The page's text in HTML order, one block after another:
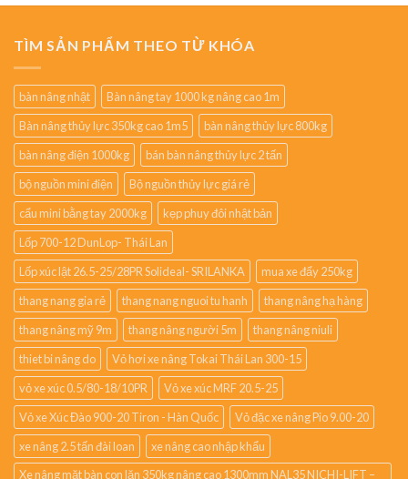
TÌM SẢN PHẨM THEO TỪ KHÓA
bàn nâng nhật
Bàn nâng tay 1000 kg nâng cao 1m
Bàn nâng thủy lực 350kg cao 1m5
bàn nâng thủy lực 800kg
bàn nâng điện 1000kg
bán bàn nâng thủy lực 2 tấn
bộ nguồn mini điện
Bộ nguồn thủy lực giá rẻ
cẩu mini bằng tay 2000kg
kẹp phuy đôi nhật bản
Lốp 700-12 DunLop- Thái Lan
Lốp xúc lật 26.5-25/28PR Solideal- SRILANKA
mua xe đẩy 250kg
thang nang gia rẻ
thang nang nguoi tu hanh
thang nâng hạ hàng
thang nâng mỹ 9m
thang nâng người 5m
thang nâng niuli
thiet bi nâng do
Vỏ hơi xe nâng Tokai Thái Lan 300-15
vỏ xe xúc 0.5/80-18/10PR
Vỏ xe xúc MRF 20.5-25
Vỏ xe Xúc Đào 900-20 Tiron - Hàn Quốc
Vỏ đặc xe nâng Pio 9.00-20
xe nâng 2.5 tấn đài loan
xe nâng cao nhập khẩu
Xe nâng mặt bàn con lăn 350kg nâng cao 1300mm NAL35 NICHI-LIFT –